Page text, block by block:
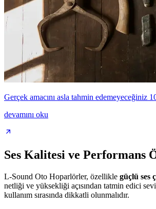
Gerçek amacını asla tahmin edemeyeceğiniz
devamını oku
Ses Kalitesi ve Performans
L-Sound Oto Hoparlörler, özellikle güçlü ses
netliği ve yüksekliği açısından tatmin edici
kullanım sırasında dikkatli olunmalıdır.